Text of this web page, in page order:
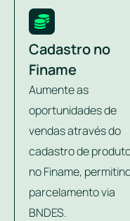
Cadastro no
Finame
Aumente as
oportunidades de
vendas através do
cadastro de
no Finame,
parcelamento via
BNDES.